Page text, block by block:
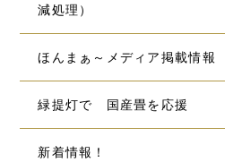
減処理）
ほんまぁ～メディア掲載情報
緑提灯で 国産畳を応援
新着情報！